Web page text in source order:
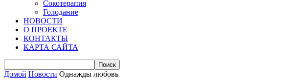
Сокотерапия
Голодание
НОВОСТИ
О ПРОЕКТЕ
КОНТАКТЫ
КАРТА САЙТА
Домой Новости Однажды любовь